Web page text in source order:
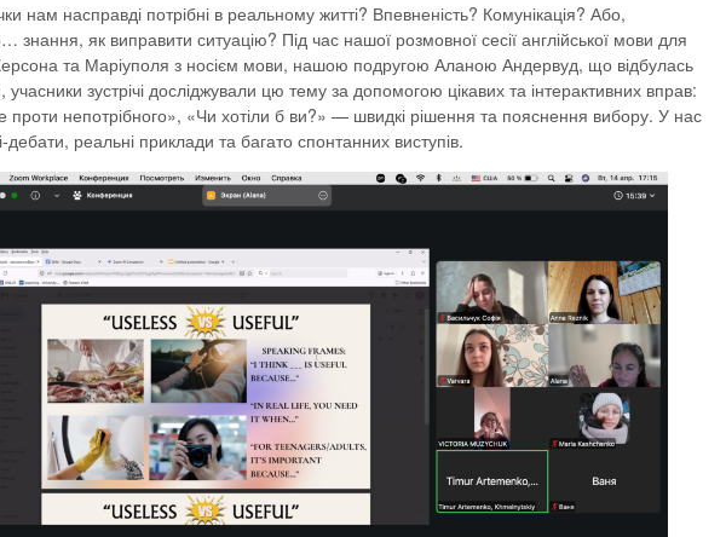
нам насправді потрібні в реальному житті? Впевненість? Комунікація? Або,
знання, як виправити ситуацію? Під час нашої розмовної сесії англійської мови для
та Маріуполя з носієм мови, нашою подругою Аланою Андервуд, що відбулась
учасники зустрічі досліджували цю тему за допомогою цікавих та інтерактивних вправ:
проти непотрібного», «Чи хотіли б ви?» — швидкі рішення та пояснення вибору. У нас
дебати, реальні приклади та багато спонтанних виступів.